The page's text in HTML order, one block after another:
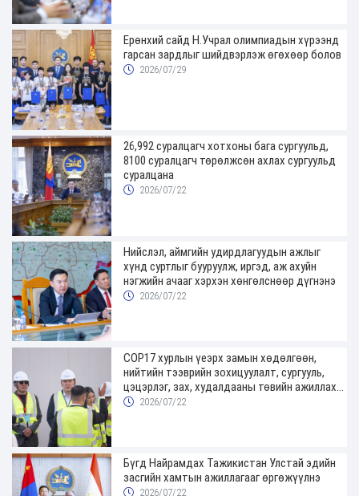
Ерөнхий сайд Н.Учрал олимпиадын хүрээнд
гарсан зардлыг шийдвэрлэж өгөхөөр болов
2026/07/29
26,992 суралцагч хотхоны бага сургуульд,
8100 суралцагч төрөлжсөн ахлах сургуульд
суралцана
2026/07/22
Нийслэл, аймгийн удирдлагуудын ажлыг
хүнд суртлыг бууруулж, иргэд, аж ахуйн
нэгжийн ачааг хэрхэн хөнгөлснөөр дүгнэнэ
2026/07/22
COP17 хурлын үеэрх замын хөдөлгөөн,
нийтийн тээврийн зохицуулалт, сургууль,
цэцэрлэг, зах, худалдааны төвийн ажиллах
хуваарийг гаргаж, иргэдэд мэдээлэхийг
2026/07/22
Бүгд Найрамдах Тажикистан Улстай эдийн
засгийн хамтын ажиллагааг өргөжүүлнэ
2026/07/22